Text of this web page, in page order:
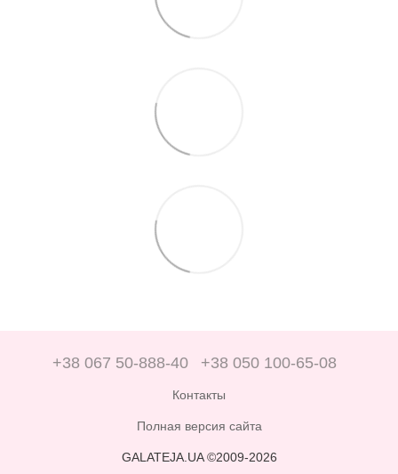
+38 067 50-888-40 +38 050 100-65-08
Контакты
Полная версия сайта
GALATEJA.UA ©2009-2026